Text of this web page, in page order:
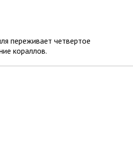
переживает четвертое
кораллов.